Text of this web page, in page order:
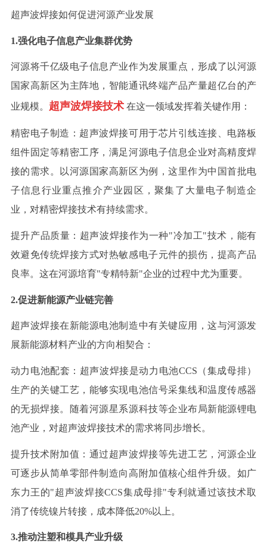
超声波焊接如何促进河源产业发展
1.强化电子信息产业集群优势
河源将千亿级电子信息产业作为发展重点，形成了以河源
国家高新区为主阵地，智能通讯终端产品产量超亿台的产
业规模。 超声波焊接技术 在这一领域发挥着关键作用：
精密电子制造：超声波焊接可用于芯片引线连接、电路板
组件固定等精密工序，满足河源电子信息企业对高精度焊
接的需求。以河源国家高新区为例，这里作为中国首批电
子信息行业重点推介产业园区，聚集了大量电子制造企
业，对精密焊接技术有持续需求。
提升产品质量：超声波焊接作为一种"冷加工"技术，能有
效避免传统焊接方式对热敏感电子元件的损伤，提高产品
良率。这在河源培育"专精特新"企业的过程中尤为重要。
2.促进新能源产业链完善
超声波焊接在新能源电池制造中有关键应用，这与河源发
展新能源材料产业的方向相契合：
动力电池配套：超声波焊接是动力电池CCS（集成母排）
生产的关键工艺，能够实现电池信号采集线和温度传感器
的无损焊接。随着河源星系源科技等企业布局新能源锂电
池产业，对超声波焊接技术的需求将同步增长。
提升技术附加值：通过超声波焊接等先进工艺，河源企业
可逐步从简单零部件制造向高附加值核心组件升级。如广
东力王的"超声波焊接CCS集成母排"专利就通过该技术取
消了传统镍片转接，成本降低20%以上。
3.推动注塑和模具产业升级